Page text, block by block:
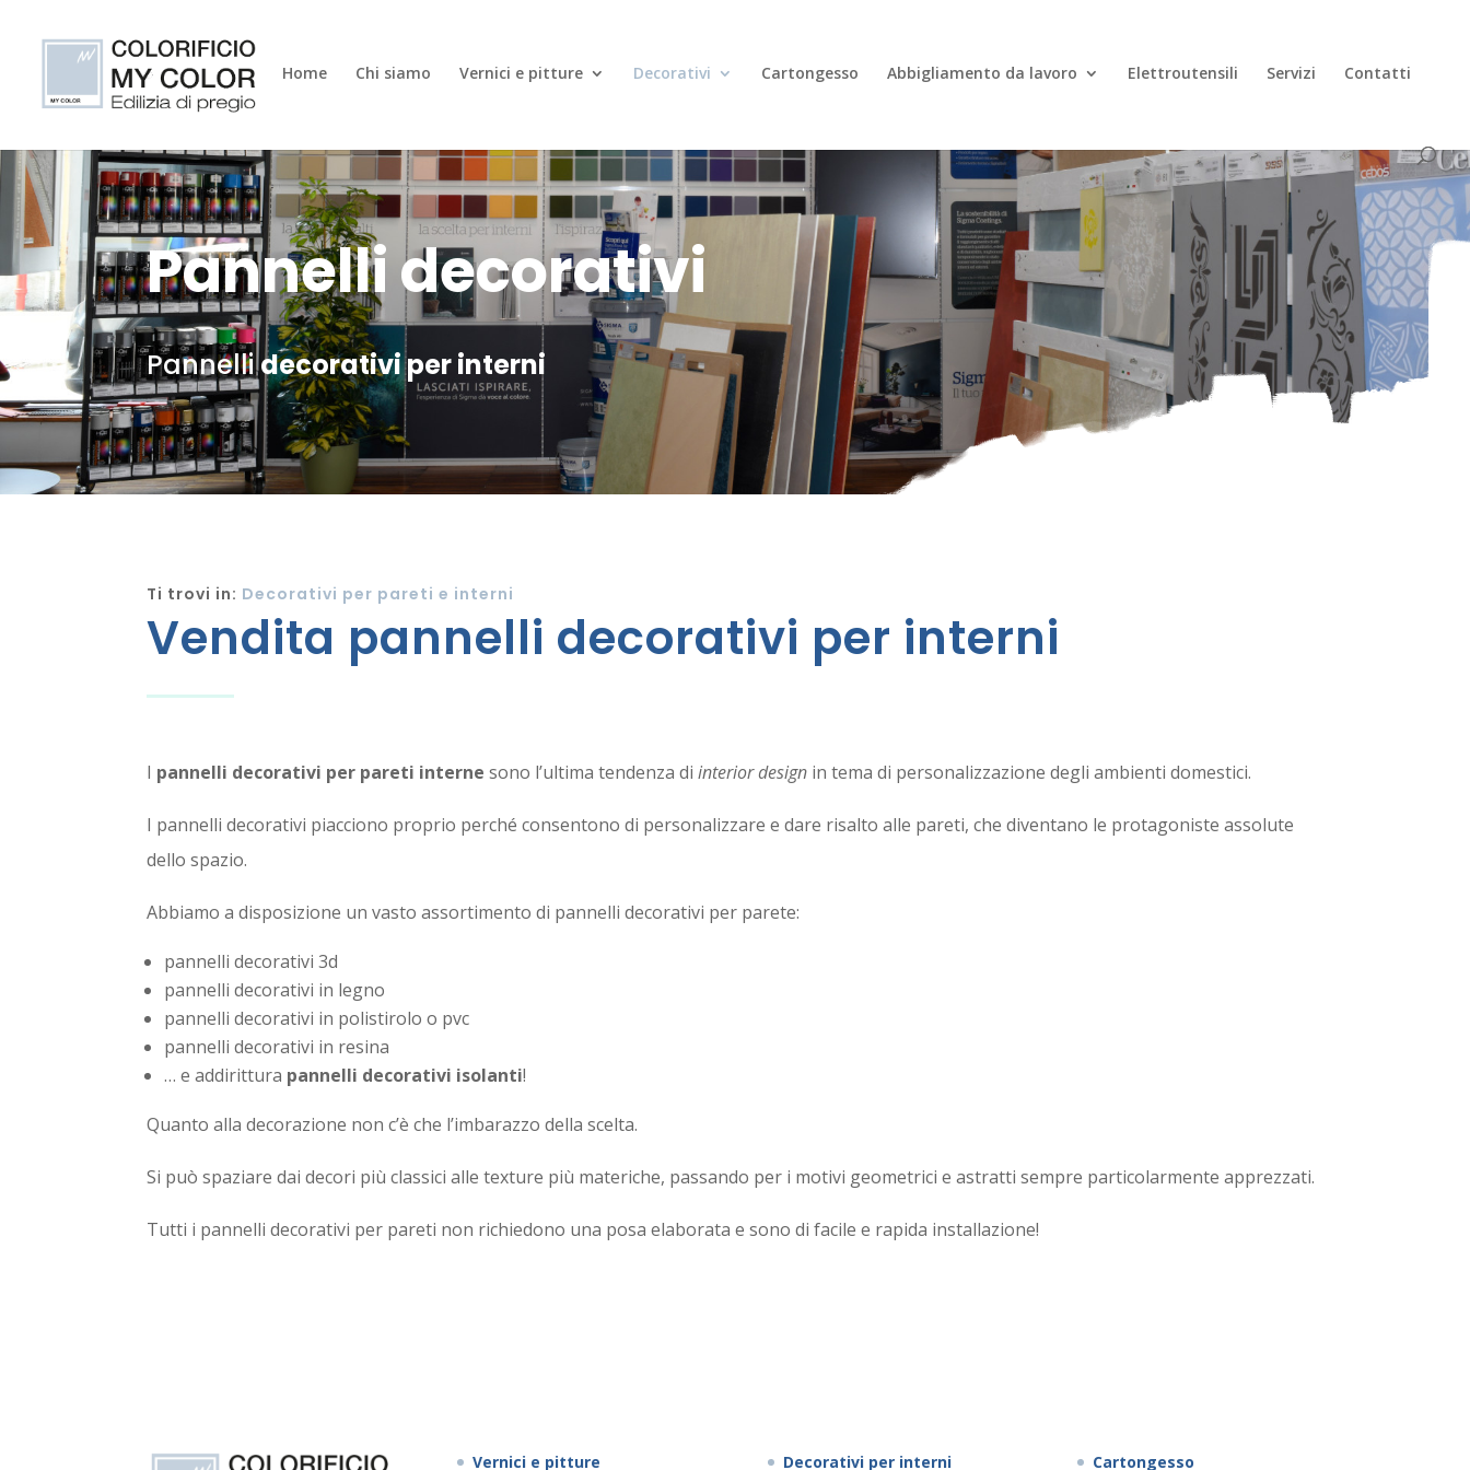
Home Chi siamo Vernici e pitture Decorativi Cartongesso Abbigliamento da lavoro Elettroutensili Servizi Contatti
Pannelli decorativi
Pannellidecorativi per interni
Ti trovi in: Decorativi per pareti e interni
Vendita pannelli decorativi per interni
I pannelli decorativi per pareti interne sono l’ultima tendenza diinterior design in tema di personalizzazione degli ambienti domestici.
I pannelli decorativi piacciono proprio perché consentono di personalizzare e dare risalto alle pareti, che diventano le protagoniste assolute
dello spazio.
Abbiamo a disposizione un vasto assortimento di pannelli decorativi per parete:
pannelli decorativi 3d
pannelli decorativi in legno
pannelli decorativi in polistirolo o pvc
pannelli decorativi in resina
… e addirittura pannelli decorativi isolanti!
Quanto alla decorazione non c’è che l’imbarazzo della scelta.
Si può spaziare dai decori più classici alle texture più materiche, passando per i motivi geometrici e astratti sempre particolarmente apprezzati.
Tutti i pannelli decorativi per pareti non richiedono una posa elaborata e sono di facile e rapida installazione!
Vernici e pitture Decorativi per interni Cartongesso